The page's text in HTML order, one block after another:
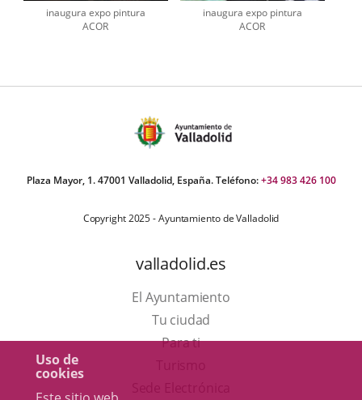
Uso de
cookies
inaugura expo pintura
ACOR
inaugura expo pintura
ACOR
Plaza Mayor, 1. 47001 Valladolid, España. Teléfono:+34 983 426 100
Copyright 2025 - Ayuntamiento de Valladolid
valladolid.es
El Ayuntamiento
Tu ciudad
Para ti